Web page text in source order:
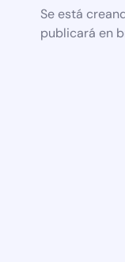
Se está
publicará en